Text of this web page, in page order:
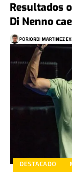
Resultados
Di Nenno
PORJORDI MARTINEZ
DESTACADO